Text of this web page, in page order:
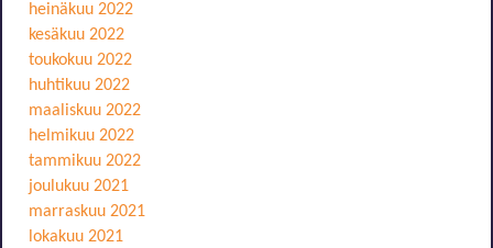
heinäkuu 2022
kesäkuu 2022
toukokuu 2022
huhtikuu 2022
maaliskuu 2022
helmikuu 2022
tammikuu 2022
joulukuu 2021
marraskuu 2021
lokakuu 2021